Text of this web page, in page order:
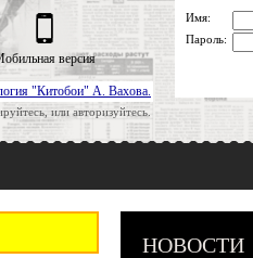
"Китобои" А. Вахова.
или авторизуйтесь.
версия
Имя:
Пароль:
НОВОСТИ